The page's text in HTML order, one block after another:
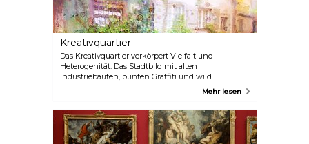
Kreativquartier
Das Kreativquartier verkörpert Vielfalt und
Heterogenität. Das Stadtbild mit alten
Industriebauten, bunten Graffiti und wild
wachsenden Gärten ist der Ort, an dem Künstler
Werkstätten betreiben. Von Performances über
Ausstellungen bis hin zu Konzerten entsprechen
Inhalte, Themen und Ästhetik nur selten der
traditionellen Münchner Kultur.
Mehr lesen